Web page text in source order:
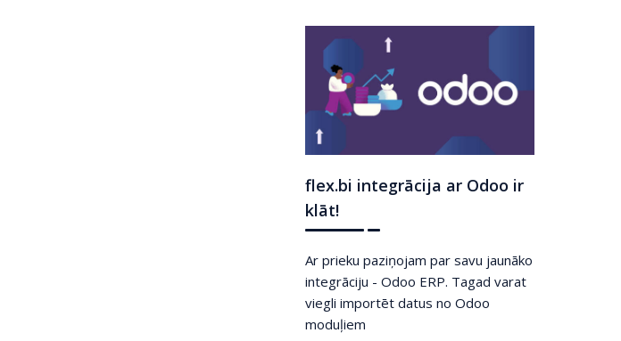
flex.bi integrācija ar Odoo ir
klāt!
Ar prieku paziņojam par savu jaunāko
integrāciju - Odoo ERP. Tagad varat
viegli importēt datus no Odoo
moduļiem